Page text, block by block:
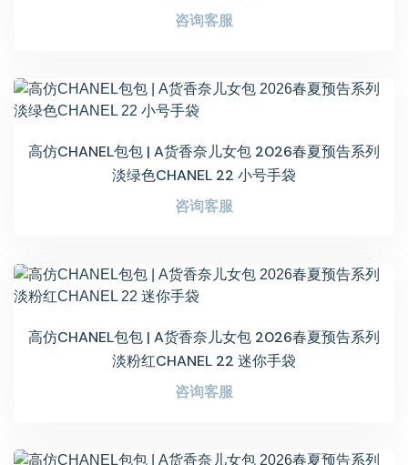
咨询客服
高仿CHANEL包包 | A货香奈儿女包 2026春夏预告系列
淡绿色CHANEL 22 小号手袋
咨询客服
高仿CHANEL包包 | A货香奈儿女包 2026春夏预告系列
淡粉红CHANEL 22 迷你手袋
咨询客服